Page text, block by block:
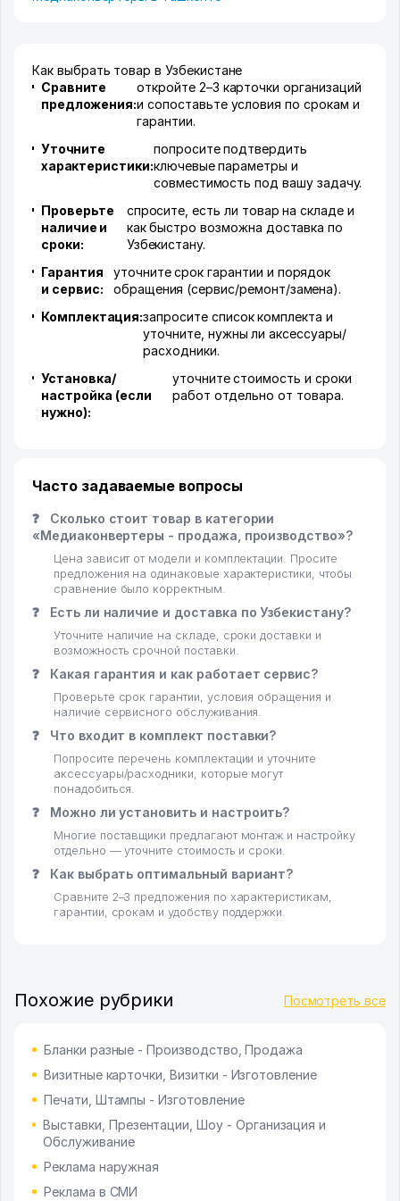
Как выбрать товар в Узбекистане
Сравните
предложения:
откройте 2–3 карточки организаций
и сопоставьте условия по срокам и
гарантии.
Уточните
характеристики:
попросите подтвердить
ключевые параметры и
совместимость под вашу задачу.
Проверьте
наличие и
сроки:
спросите, есть ли товар на складе и
как быстро возможна доставка по
Узбекистану.
Гарантия
и сервис:
уточните срок гарантии и порядок
обращения (сервис/ремонт/замена).
Комплектация:запросите список комплекта и
уточните, нужны ли аксессуары/
расходники.
Установка/
настройка (если
нужно):
уточните стоимость и сроки
работ отдельно от товара.
Часто задаваемые вопросы
❓
Сколько стоит товар в категории
«Медиаконвертеры - продажа, производство»?
Цена зависит от модели и комплектации. Просите
предложения на одинаковые характеристики, чтобы
сравнение было корректным.
❓ Есть ли наличие и доставка по Узбекистану?
Уточните наличие на складе, сроки доставки и
возможность срочной поставки.
❓ Какая гарантия и как работает сервис?
Проверьте срок гарантии, условия обращения и
наличие сервисного обслуживания.
❓ Что входит в комплект поставки?
Попросите перечень комплектации и уточните
аксессуары/расходники, которые могут
понадобиться.
❓ Можно ли установить и настроить?
Многие поставщики предлагают монтаж и настройку
отдельно — уточните стоимость и сроки.
❓ Как выбрать оптимальный вариант?
Сравните 2–3 предложения по характеристикам,
гарантии, срокам и удобству поддержки.
Похожие рубрики Посмотреть все
Бланки разные - Производство, Продажа
Визитные карточки, Визитки - Изготовление
Печати, Штампы - Изготовление
Выставки, Презентации, Шоу - Организация и
Обслуживание
Реклама наружная
Реклама в СМИ